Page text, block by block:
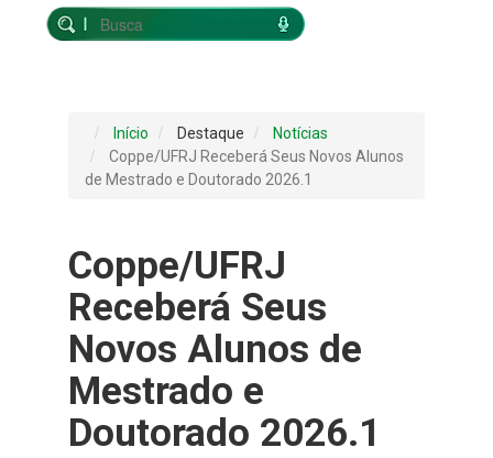
Início Destaque
Notícias
Coppe/UFRJ Receberá Seus Novos Alunos
de Mestrado e Doutorado 2026.1
Coppe/UFRJ
Receberá Seus
Novos Alunos de
Mestrado e
Doutorado 2026.1